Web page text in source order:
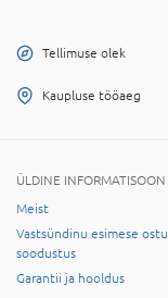
Tellimuse olek
Kaupluse tööaeg
ÜLDINE INFORMATISOON
Meist
Vastsündinu esimese ostu
soodustus
Garantii ja hooldus